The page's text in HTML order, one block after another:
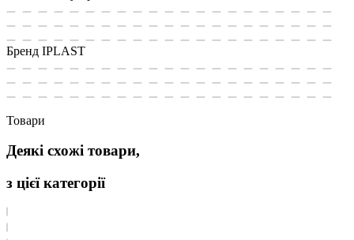
Бренд IPLAST
Товари
Деякі схожі товари,
з цієї категорії